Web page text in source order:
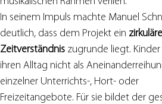
In seinem Impuls machte Manuel
deutlich, dass dem Projekt ein
Zeitverständnis zugrunde liegt.
ihren Alltag nicht als
einzelner Unterrichts-, Hort- oder
Freizeitangebote. Für sie bildet der